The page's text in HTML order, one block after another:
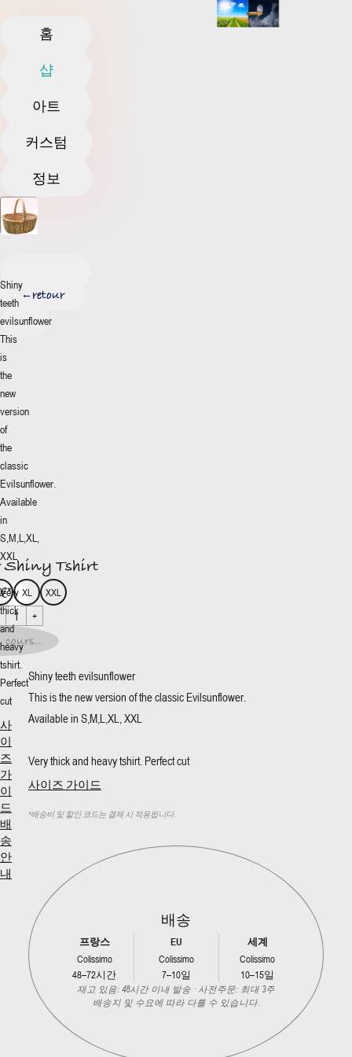
홈
샵
아트
커스텀
정보
←retour
Shiny
즈:
XL XXL
+
en
Shiny
teeth
evilsunflower
This
is
the
new
version
of
the
classic
Evilsunflower.
Available
in
S,M,L,XL,
XXL
Very
thick
and
heavy
tshirt.
Perfect
cut
사
이
즈
가
이
드
배
송
안
내
Shiny Tshirt
* XL XXL
1 +
cours...
Shiny teeth evilsunflower
This is the new version of the classic Evilsunflower.
Available in S,M,L,XL, XXL
Very thick and heavy tshirt. Perfect cut
사이즈 가이드
*배송비 및 할인 코드는 결제 시 적용됩니다.
배송
프랑스
Colissimo
48–72시간
EU
Colissimo
7–10일
세계
Colissimo
10–15일
재고 있음: 48시간 이내 발송 · 사전주문: 최대 3주
배송지 및 수요에 따라 다를 수 있습니다.